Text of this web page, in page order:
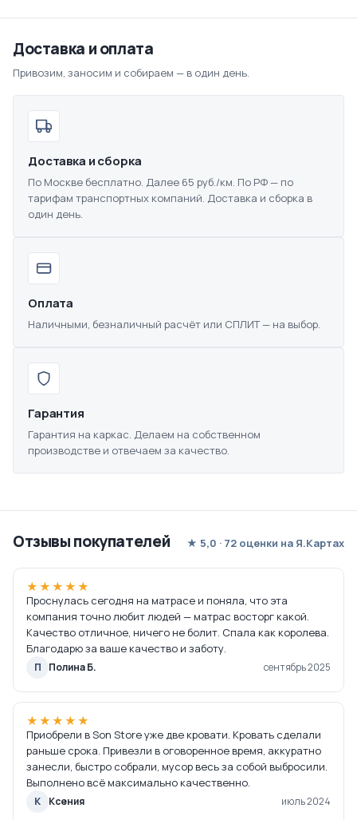
Доставка и оплата
Привозим, заносим и собираем — в один день.
Доставка и сборка
По Москве бесплатно. Далее 65 руб./км. По РФ — по
тарифам транспортных компаний. Доставка и сборка в
один день.
Оплата
Наличными, безналичный расчёт или СПЛИТ — на выбор.
Гарантия
Гарантия на каркас. Делаем на собственном
производстве и отвечаем за качество.
Отзывы покупателей ★ 5,0 · 72 оценки на Я.Картах
★★★★★
Проснулась сегодня на матрасе и поняла, что эта
компания точно любит людей — матрас восторг какой.
Качество отличное, ничего не болит. Спала как королева.
Благодарю за ваше качество и заботу.
П Полина Б. сентябрь 2025
★★★★★
Приобрели в Son Store уже две кровати. Кровать сделали
раньше срока. Привезли в оговоренное время, аккуратно
занесли, быстро собрали, мусор весь за собой выбросили.
Выполнено всё максимально качественно.
К Ксения июль 2024